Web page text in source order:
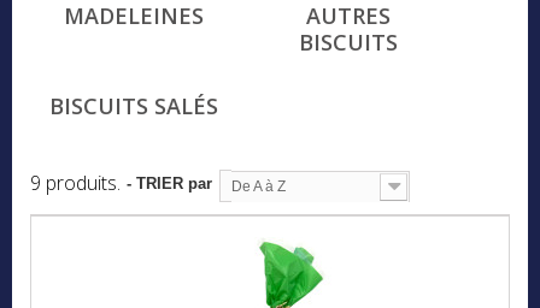
MADELEINES
AUTRES
BISCUITS
BISCUITS SALÉS
9 produits. - TRIER par De A à Z